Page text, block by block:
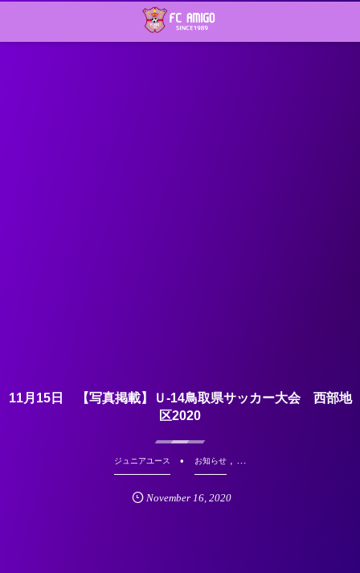
11月15日 【写真掲載】Ｕ-14鳥取県サッカー大会 西部地
区2020
ジュニアユース お知らせ, …
November 16, 2020